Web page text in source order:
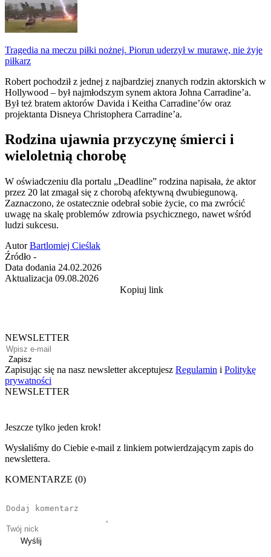
Tragedia na meczu piłki nożnej. Piorun uderzył w murawę, nie żyje
piłkarz
Robert pochodził z jednej z najbardziej znanych rodzin aktorskich w
Hollywood – był najmłodszym synem aktora Johna Carradine’a.
Był też bratem aktorów Davida i Keitha Carradine’ów oraz
projektanta Disneya Christophera Carradine’a.
Rodzina ujawnia przyczynę śmierci i
wieloletnią chorobę
W oświadczeniu dla portalu „Deadline” rodzina napisała, że aktor
przez 20 lat zmagał się z chorobą afektywną dwubiegunową.
Zaznaczono, że ostatecznie odebrał sobie życie, co ma zwrócić
uwagę na skalę problemów zdrowia psychicznego, nawet wśród
ludzi sukcesu.
Autor Bartlomiej Cieślak
Źródło -
Data dodania 24.02.2026
Aktualizacja 09.08.2026
Kopiuj link
NEWSLETTER
Zapisz
Zapisując się na nasz newsletter akceptujesz Regulamin i Politykę
prywatności
NEWSLETTER
Jeszcze tylko jeden krok!
Wysłaliśmy do Ciebie e-mail z linkiem potwierdzającym zapis do
newslettera.
KOMENTARZE (0)
Wyślij